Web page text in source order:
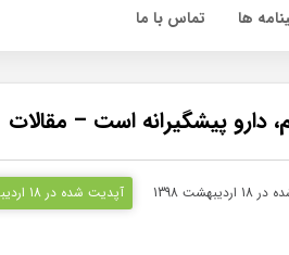
ها تماس با ما
دارو پیشگیرانه است – مقالات
1398 آپدیت شده در 18 اردیبهشت 1398